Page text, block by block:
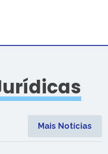
Mais Notícias